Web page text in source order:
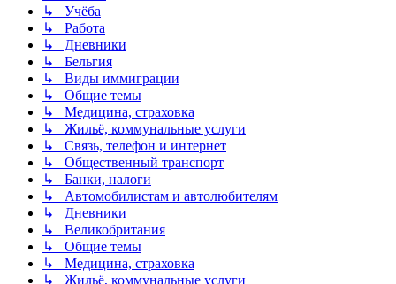
↳ Учёба
↳ Работа
↳ Дневники
↳ Бельгия
↳ Виды иммиграции
↳ Общие темы
↳ Медицина, страховка
↳ Жильё, коммунальные услуги
↳ Связь, телефон и интернет
↳ Общественный транспорт
↳ Банки, налоги
↳ Автомобилистам и автолюбителям
↳ Дневники
↳ Великобритания
↳ Общие темы
↳ Медицина, страховка
↳ Жильё, коммунальные услуги